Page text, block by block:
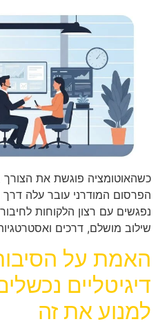
נפגשים עם רצון הלקוחות
שילוב מושלם, דרכים
האמת על
למנוע את זה